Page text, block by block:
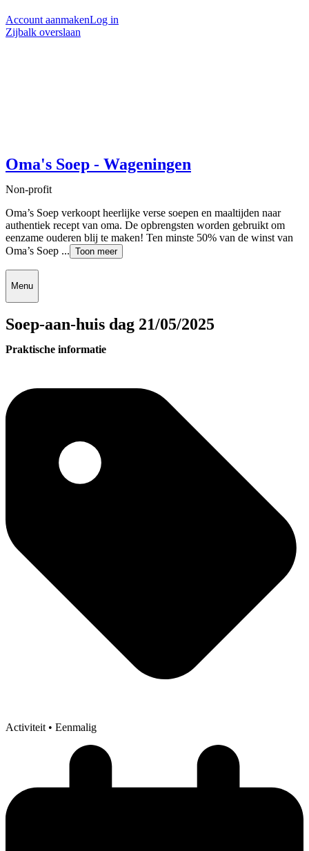
Account aanmakenLog in
Zijbalk overslaan
Oma's Soep - Wageningen
Non-profit
Oma’s Soep verkoopt heerlijke verse soepen en maaltijden naar
authentiek recept van oma. De opbrengsten worden gebruikt om
eenzame ouderen blij te maken! Ten minste 50% van de winst van
Oma’s Soep ... Toon meer
Menu
Soep-aan-huis dag 21/05/2025
Praktische informatie
Activiteit • Eenmalig